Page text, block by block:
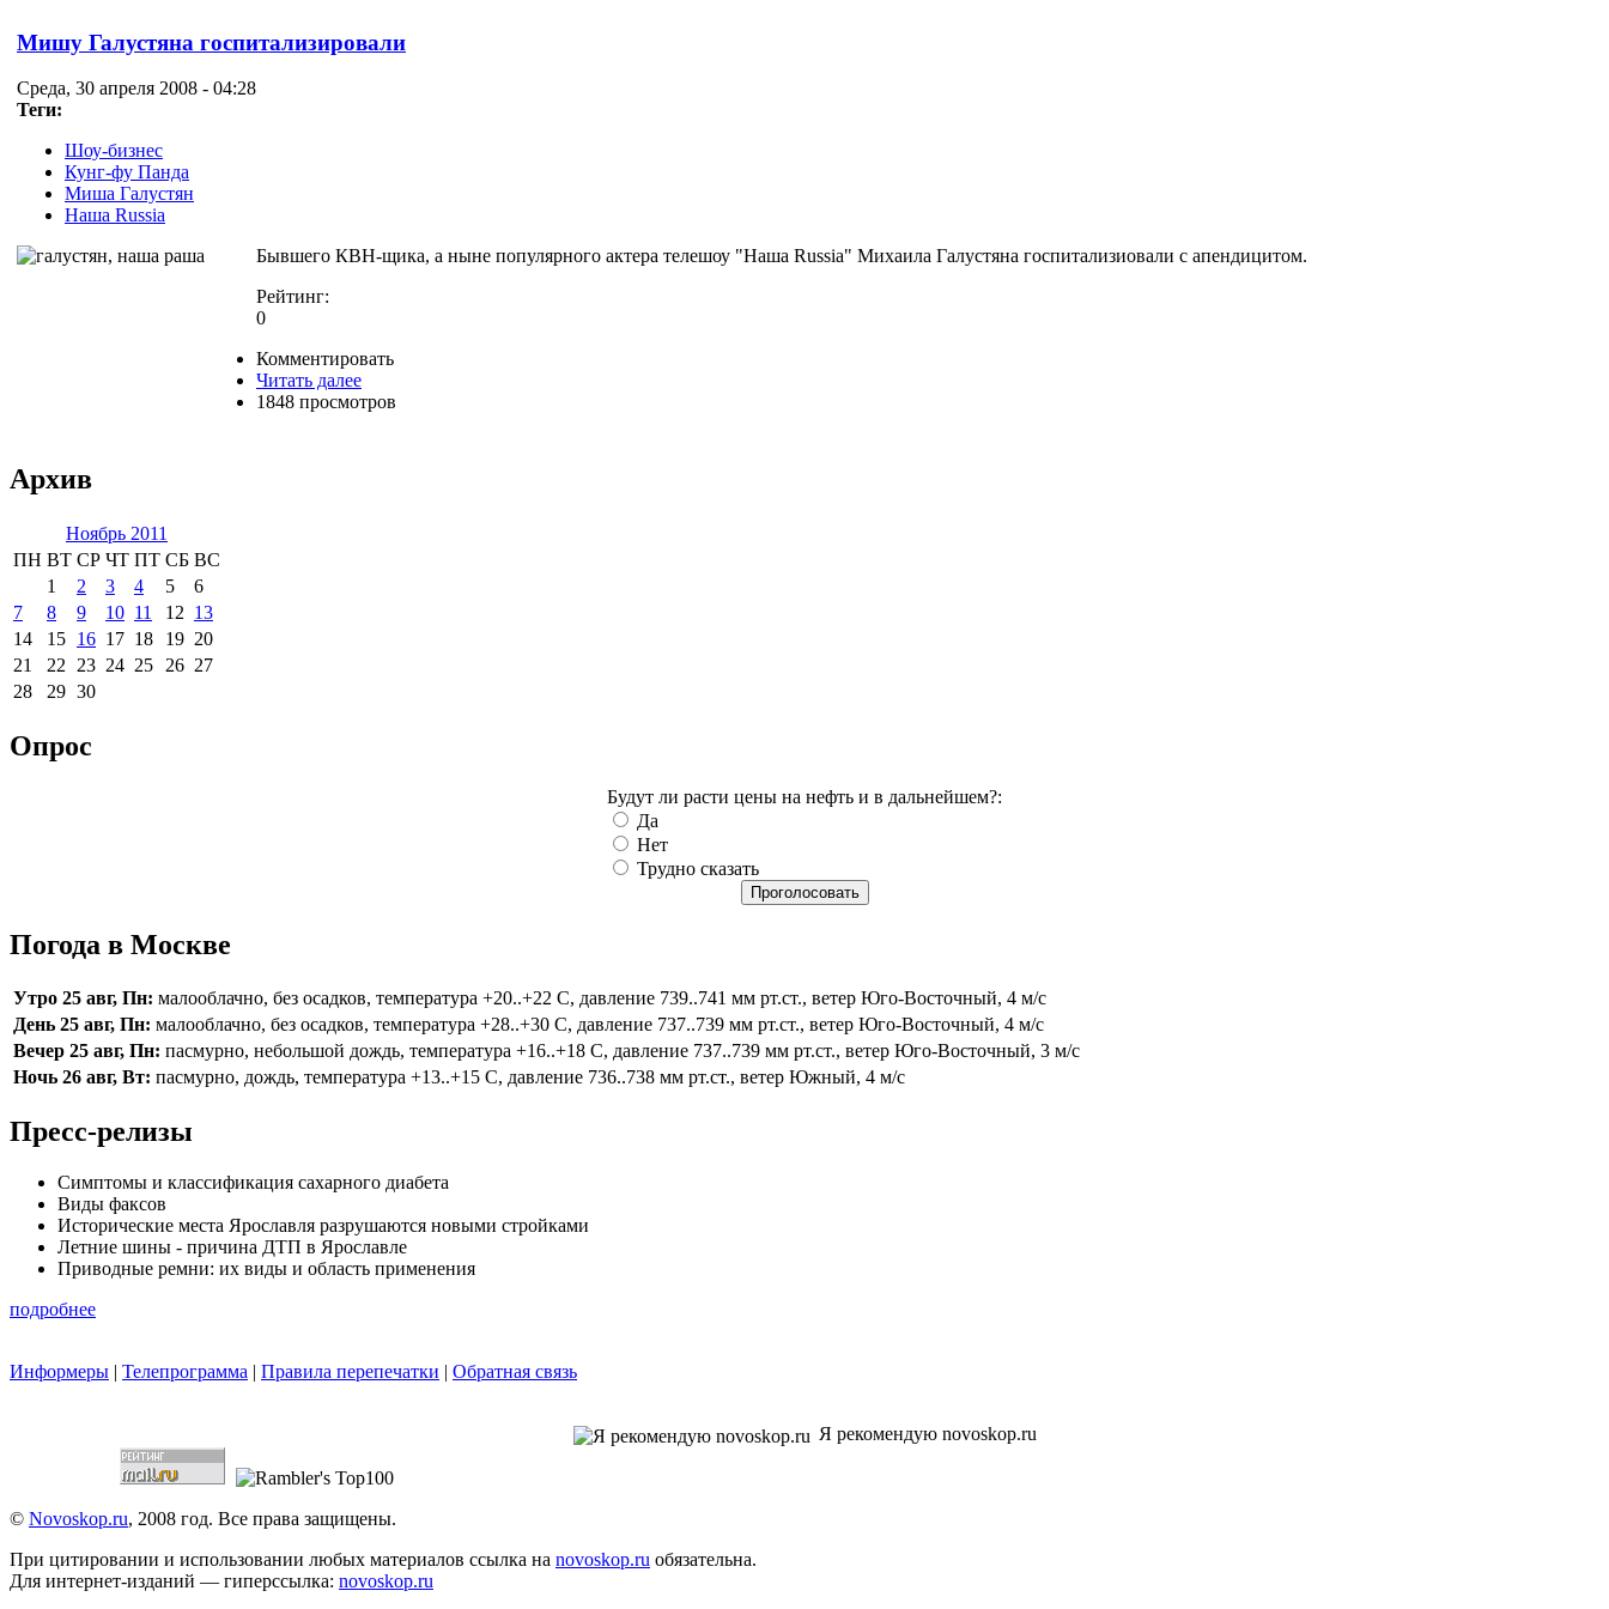
Мишу Галустяна госпитализировали
Среда, 30 апреля 2008 - 04:28
Теги:
Шоу-бизнес
Кунг-фу Панда
Миша Галустян
Наша Russia
Бывшего КВН-щика, а ныне популярного актера телешоу "Наша Russia" Михаила Галустяна госпитализиовали с апендицитом.
Рейтинг:
0
Комментировать
Читать далее
1848 просмотров
Архив
Ноябрь 2011
ПН ВТ СР ЧТ ПТ СБ ВС
1
2 3 4 5
6
7
8 9 10 11 12 13
14
15 16 17 18 19 20
21
22 23 24 25 26 27
28
29 30
Опрос
Будут ли расти цены на нефть и в дальнейшем?:
Да
Нет
Трудно сказать
Погода в Москве
Утро 25 авг, Пн: малооблачно, без осадков, температура +20..+22 С, давление 739..741 мм рт.ст., ветер Юго-Восточный, 4 м/с
День 25 авг, Пн: малооблачно, без осадков, температура +28..+30 С, давление 737..739 мм рт.ст., ветер Юго-Восточный, 4 м/с
Вечер 25 авг, Пн: пасмурно, небольшой дождь, температура +16..+18 С, давление 737..739 мм рт.ст., ветер Юго-Восточный, 3 м/с
Ночь 26 авг, Вт: пасмурно, дождь, температура +13..+15 С, давление 736..738 мм рт.ст., ветер Южный, 4 м/с
Пресс-релизы
Симптомы и классификация сахарного диабета
Виды факсов
Исторические места Ярославля разрушаются новыми стройками
Летние шины - причина ДТП в Ярославле
Приводные ремни: их виды и область применения
подробнее
Информеры | Телепрограмма | Правила перепечатки | Обратная связь
Я рекомендую novoskop.ru
© Novoskop.ru, 2008 год. Все права защищены.
При цитировании и использовании любых материалов ссылка на novoskop.ru обязательна.
Для интернет-изданий — гиперссылка: novoskop.ru